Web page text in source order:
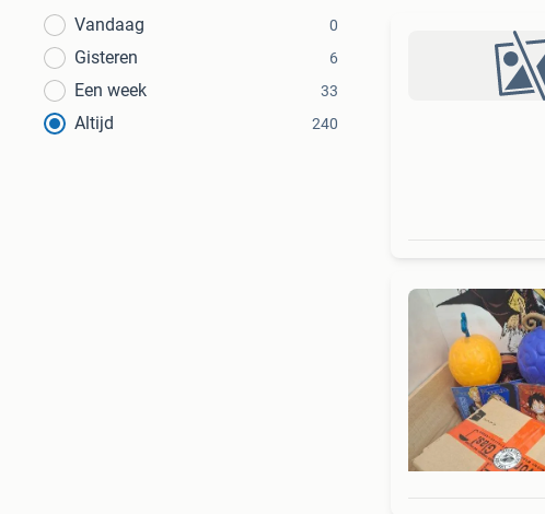
Vandaag
0
Gisteren 6
Een week 33
Altijd 240